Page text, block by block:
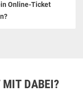
Online-Ticket
DABEI?